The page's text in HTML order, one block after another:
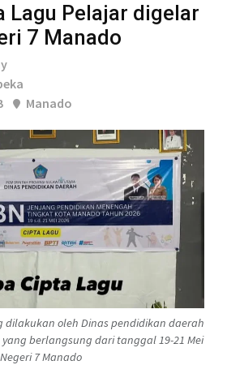
Lagu Pelajar digelar
7 Manado
Manado
dilakukan oleh Dinas pendidikan daerah
berlangsung dari tanggal 19-21 Mei
7 Manado